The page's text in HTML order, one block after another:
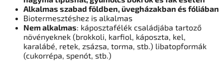
Alkalmas szabad földben, üvegházakban és fóliában
Biotermesztéshez is alkalmas
Nem alkalmas: káposztafélék családjába tartoző
növényeknek (brokkoli, karfiol, káposzta, kel,
karalábé, retek, zsázsa, torma, stb.) libatopformák
(cukorrépa, spenót, stb.)